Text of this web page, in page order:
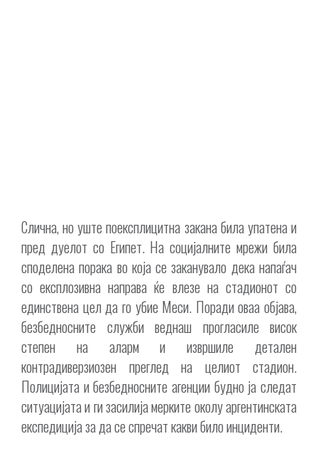
Слична, но уште поексплицитна закана била упатена и
пред дуелот со Египет. На социјалните мрежи била
споделена порака во која се заканувало дека напаѓач
со експлозивна направа ќе влезе на стадионот со
единствена цел да го убие Меси. Поради оваа објава,
безбедносните служби веднаш прогласиле висок
степен на аларм и извршиле детален
контрадиверзиозен преглед на целиот стадион.
Полицијата и безбедносните агенции будно ја следат
ситуацијата и ги засилија мерките околу аргентинската
експедиција за да се спречат какви било инциденти.